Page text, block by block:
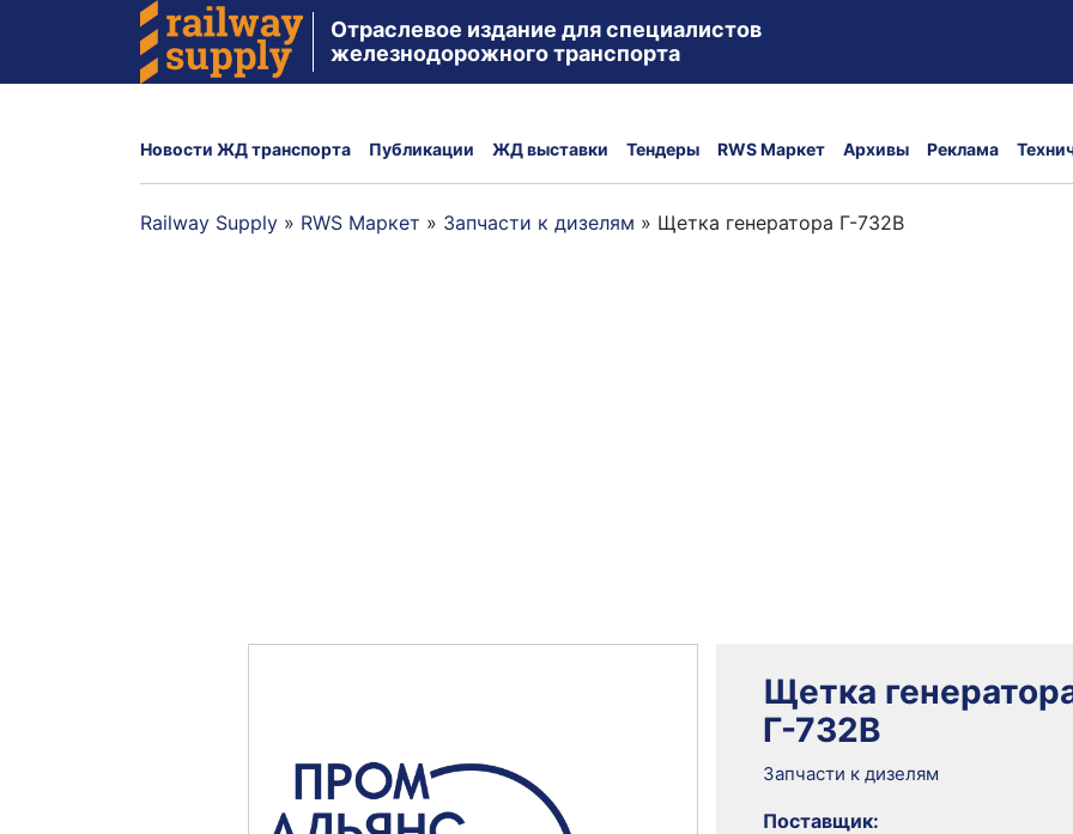
Отраслевое издание для специалистов
железнодорожного транспорта
Новости ЖД транспорта Публикации ЖД выставки Тендеры RWS Маркет Архивы Реклама
Railway Supply » RWS Маркет » Запчасти к дизелям » Щетка генератора Г-732В
Щетка
Г-732В
Запчасти к дизелям
Поставщик: